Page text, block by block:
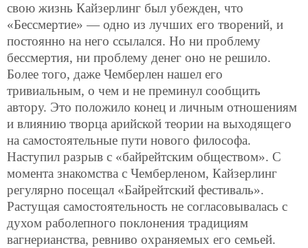
свою жизнь Кайзерлинг был убежден, что
«Бессмертие» — одно из лучших его творений, и
постоянно на него ссылался. Но ни проблему
бессмертия, ни проблему денег оно не решило.
Более того, даже Чемберлен нашел его
тривиальным, о чем и не преминул сообщить
автору. Это положило конец и личным отношениям
и влиянию творца арийской теории на выходящего
на самостоятельные пути нового философа.
Наступил разрыв с «байрейтским обществом». С
момента знакомства с Чемберленом, Кайзерлинг
регулярно посещал «Байрейтский фестиваль».
Растущая самостоятельность не согласовывалась с
духом раболепного поклонения традициям
вагнерианства, ревниво охраняемых его семьей.